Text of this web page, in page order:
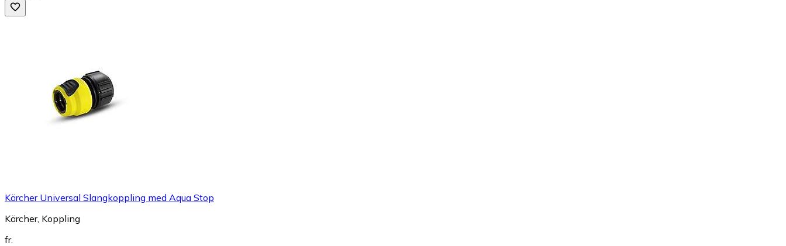
Kärcher Universal Slangkoppling med Aqua Stop
Kärcher, Koppling
fr.